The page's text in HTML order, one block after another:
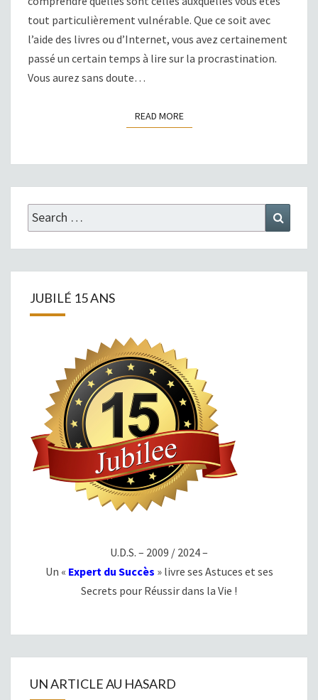
tout particulièrement vulnérable. Que ce soit avec
l’aide des livres ou d’Internet, vous avez certainement
passé un certain temps à lire sur la procrastination.
Vous aurez sans doute…
READ MOREREAD MORE
Search
for:
JUBILÉ 15 ANS
U.D.S. – 2009 / 2024 –
Un « Expert du Succès » livre ses Astuces et ses
Secrets pour Réussir dans la Vie !
UN ARTICLE AU HASARD